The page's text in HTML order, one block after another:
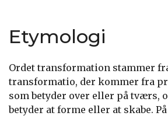
Etymologi
Ordet transformation stammer
transformatio, der kommer fra
som betyder over eller på tværs,
betyder at forme eller at skabe.